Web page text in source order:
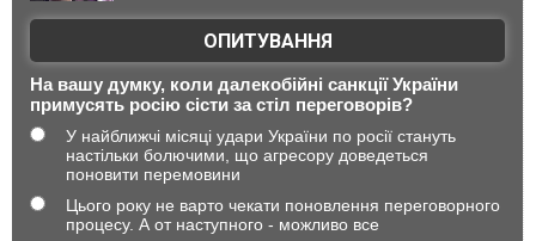
ОПИТУВАННЯ
На вашу думку, коли далекобійні санкції України
примусять росію сісти за стіл переговорів?
У найближчі місяці удари України по росії стануть
настільки болючими, що агресору доведеться
поновити перемовини
Цього року не варто чекати поновлення переговорного
процесу. А от наступного - можливо все